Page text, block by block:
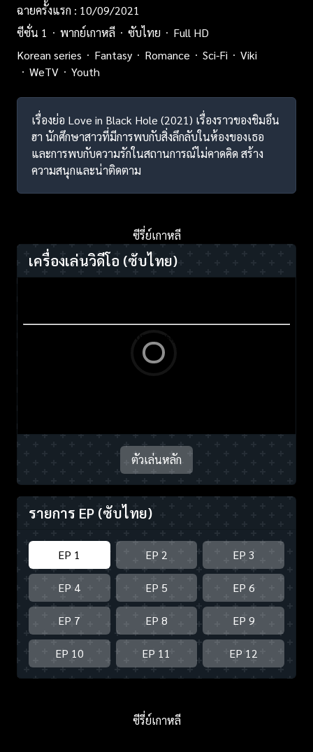
ฉายครั้งแรก : 10/09/2021
ซีซั่น 1
พากย์เกาหลี ซับไทย
Full HD
Korean series
Fantasy Romance Sci-Fi
Viki
WeTV
Youth
เรื่องย่อ Love in Black Hole (2021) เรื่องราวของชิมอึน
ฮา นักศึกษาสาวที่มีการพบกับสิ่งลึกลับในห้องของเธอ
และการพบกับความรักในสถานการณ์ไม่คาดคิด สร้าง
ความสนุกและน่าติดตาม
ซีรี่ย์เกาหลี
เครื่องเล่นวิดีโอ (ซับไทย)
ตัวเล่นหลัก
รายการ EP (ซับไทย)
EP 1 EP 2 EP 3
EP 4 EP 5 EP 6
EP 7 EP 8 EP 9
EP 10 EP 11 EP 12
ซีรี่ย์เกาหลี